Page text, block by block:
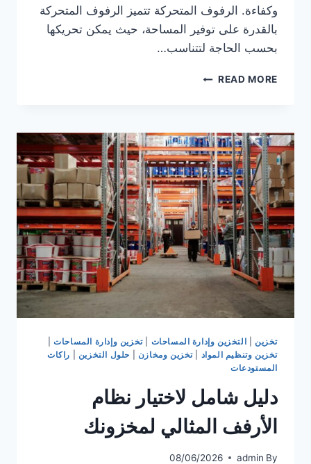
وكفاءة. الرفوف المتحركة تتميز الرفوف المتحركة
بالقدرة على توفير المساحة، حيث يمكن تحريكها
بحسب الحاجة لتتناسب…
READ MOREأنظمة
10
خيارات
للمستودعات
تخزين| التخزين وإدارة المساحات |تخزين وإدارة المساحات|
تخزين وتنظيم المواد |تخزين ومخازن حلول التخزين
راكات
المستودعات
دليل شامل لاختيار نظام
الأرفف المثالي لمخزونك
By
admin
08/06/2026